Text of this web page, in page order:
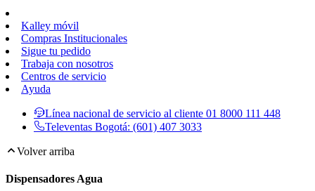
Kalley móvil
Compras Institucionales
Sigue tu pedido
Trabaja con nosotros
Centros de servicio
Ayuda
Línea nacional de servicio al cliente 01 8000 111 448
Televentas Bogotá: (601) 407 3033
Volver arriba
Dispensadores Agua